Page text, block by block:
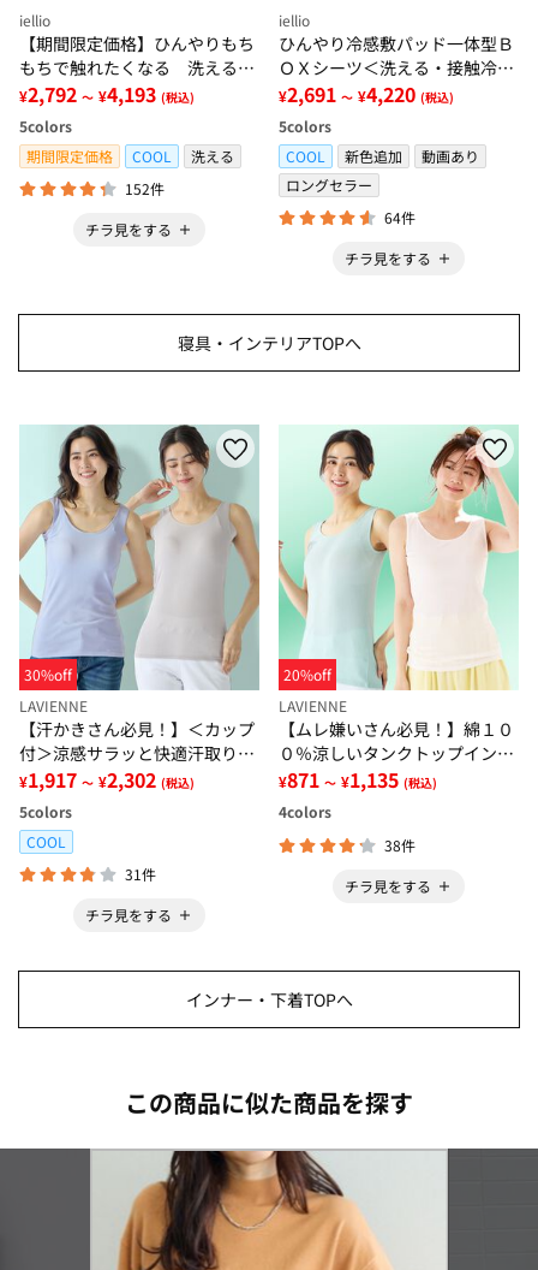
iellio
【期間限定価格】ひんやりもち
もちで触れたくなる 洗えるラ
グ＜低反発・滑りにくい・接触
冷感・防ダニ・カーペット＞
¥2,792 ～ ¥4,193 (税込)
5colors
期間限定価格
COOL
洗える
152件
チラ見をする
iellio
ひんやり冷感敷パッド一体型Ｂ
ＯＸシーツ＜洗える・接触冷
感・抗菌防臭・時短・家事楽・
ボックスシーツ・寝苦しさ対策
＞
¥2,691 ～ ¥4,220 (税込)
5colors
COOL
新色追加
動画あり
ロングセラー
64件
チラ見をする
寝具・インテリアTOPへ
30%off
LAVIENNE
【汗かきさん必見！】＜カップ
付＞涼感サラッと快適汗取りタ
ンクトップインナー＜さらりラ
ボ＞
¥1,917 ～ ¥2,302 (税込)
5colors
COOL
31件
チラ見をする
20%off
LAVIENNE
【ムレ嫌いさん必見！】綿１０
０％涼しいタンクトップインナ
ー＜さらりラボ＞
¥871 ～ ¥1,135 (税込)
4colors
38件
チラ見をする
インナー・下着TOPへ
この商品に似た商品を探す